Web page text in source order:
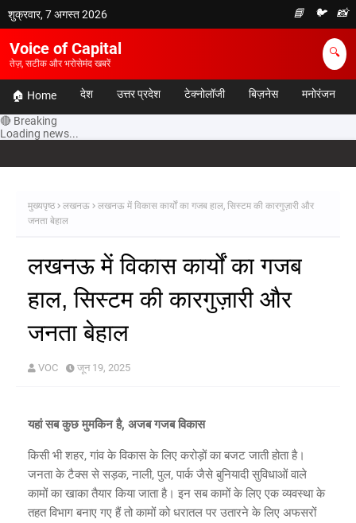
शुक्रवार, 7 अगस्त 2026 📘 🐦 📸
Voice of Capital
तेज़, सटीक और भरोसेमंद खबरें
🔍
🏠 Home देश उत्तर प्रदेश टेक्नोलॉजी बिज़नेस मनोरंजन
🔴 Breaking
Loading news...
मुख्यपृष्ठ लखनऊ
लखनऊ में विकास कार्यों का गजब हाल, सिस्टम की कारगुज़ारी और
जनता बेहाल
लखनऊ में विकास कार्यों का गजब
हाल, सिस्टम की कारगुज़ारी और
जनता बेहाल
VOC जून 19, 2025
यहां सब कुछ मुमकिन है, अजब गजब विकास
किसी भी शहर, गांव के विकास के लिए करोड़ों का बजट जाती होता है।
जनता के टैक्स से सड़क, नाली, पुल, पार्क जैसे बुनियादी सुविधाओं वाले
कामों का खाका तैयार किया जाता है। इन सब कामों के लिए एक व्यवस्था के
तहत विभाग बनाए गए हैं तो कामों को धरातल पर उतारने के लिए अफसरों